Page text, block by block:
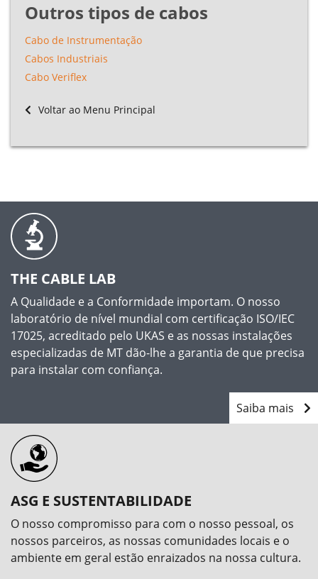
Outros tipos de cabos
Cabo de Instrumentação
Cabos Industriais
Cabo Veriflex
Voltar ao Menu Principal
THE CABLE LAB
A Qualidade e a Conformidade importam. O nosso
laboratório de nível mundial com certificação ISO/IEC
17025, acreditado pelo UKAS e as nossas instalações
especializadas de MT dão-lhe a garantia de que precisa
para instalar com confiança.
Saiba mais
ASG E SUSTENTABILIDADE
O nosso compromisso para com o nosso pessoal, os
nossos parceiros, as nossas comunidades locais e o
ambiente em geral estão enraizados na nossa cultura.